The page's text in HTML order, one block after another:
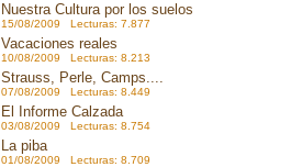
Nuestra Cultura por los suelos
15/08/2009 Lecturas: 7.877
Vacaciones reales
10/08/2009 Lecturas: 8.213
Strauss, Perle, Camps....
07/08/2009 Lecturas: 8.449
El Informe Calzada
03/08/2009 Lecturas: 8.754
La piba
01/08/2009 Lecturas: 8.709